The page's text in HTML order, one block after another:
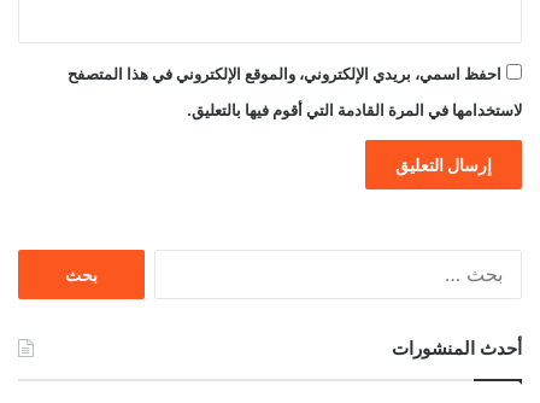
احفظ اسمي، بريدي الإلكتروني، والموقع الإلكتروني في هذا المتصفح
لاستخدامها في المرة القادمة التي أقوم فيها بالتعليق.
أحدث المنشورات